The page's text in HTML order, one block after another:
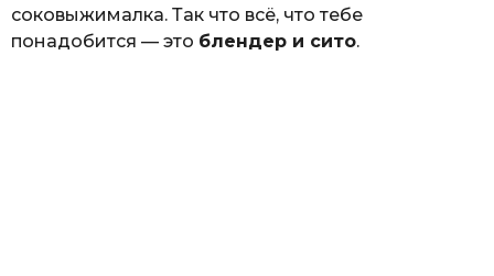
соковыжималка. Так что всё, что тебе
понадобится — это блендер и сито.